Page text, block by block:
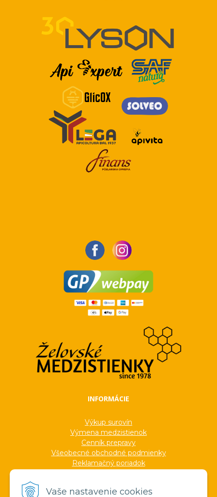
Vaše nastavenie cookies
INFORMÁCIE
Výkup surovín
Výmena medzistienok
Cenník prepravy
Všeobecné obchodné podmienky
Reklamačný poriadok
Formuláre